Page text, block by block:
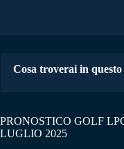
Cosa troverai in
PRONOSTICO GOLF
LUGLIO 2025